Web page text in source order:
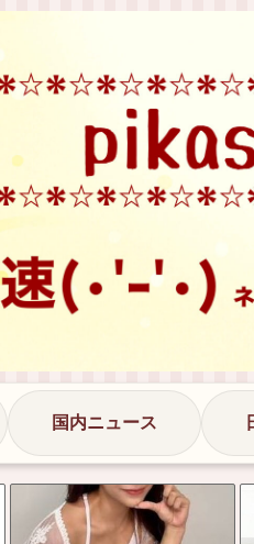
国内ニュース